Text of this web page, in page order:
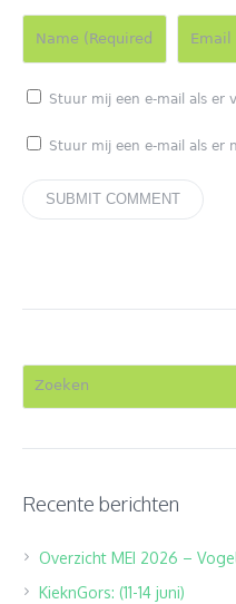
Stuur mij een e-mail als er
Stuur mij een e-mail als er
Recente berichten
Overzicht MEI 2026 –
KieknGors: (11-14 juni)